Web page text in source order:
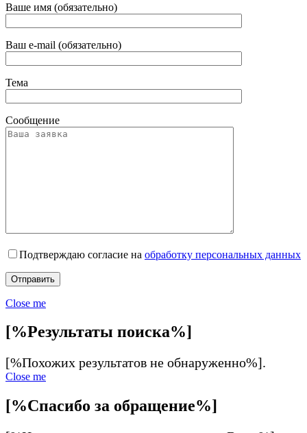
Ваше имя (обязательно)
Ваш e-mail (обязательно)
Тема
Сообщение
Подтверждаю согласие на обработку персональных данных
Close me
[%Результаты поиска%]
[%Похожих результатов не обнаруженно%].
Close me
[%Спасибо за обращение%]